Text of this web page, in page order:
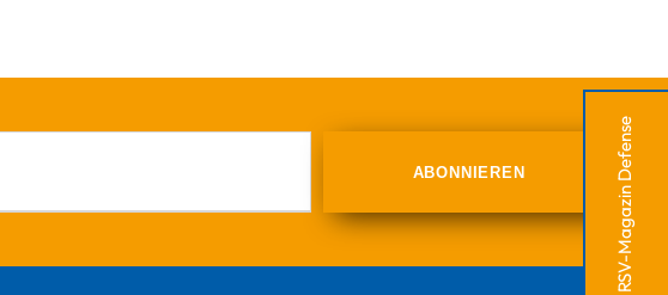
RSV-Magazin Defense